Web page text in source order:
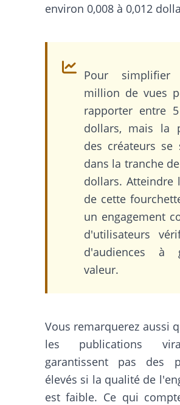
environ 0,008 à 0,012
Pour
million de vues
rapporter entre
dollars, mais la
des créateurs se
dans la tranche
dollars. Atteindre
de cette
un engagement
d'utilisateurs
d'audiences à
valeur.
Vous remarquerez aussi
les publications
garantissent pas des
élevés si la qualité de
est faible. Ce qui